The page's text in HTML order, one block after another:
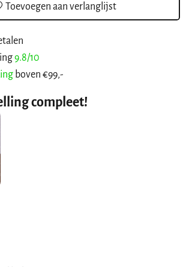
Toevoegen aan verlanglijst
9.8/10
boven €99,-
compleet!